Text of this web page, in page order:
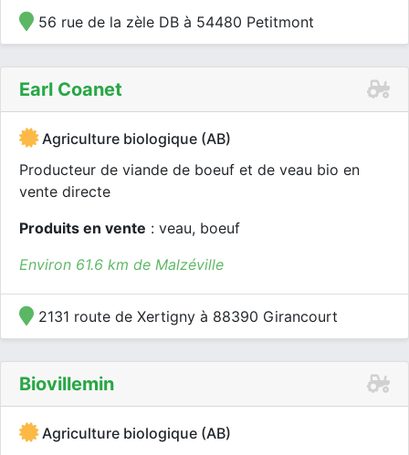
56 rue de la zèle DB à 54480 Petitmont
Earl Coanet
Agriculture biologique (AB)
Producteur de viande de boeuf et de veau bio en
vente directe
Produits en vente : veau, boeuf
Environ 61.6 km de Malzéville
2131 route de Xertigny à 88390 Girancourt
Biovillemin
Agriculture biologique (AB)